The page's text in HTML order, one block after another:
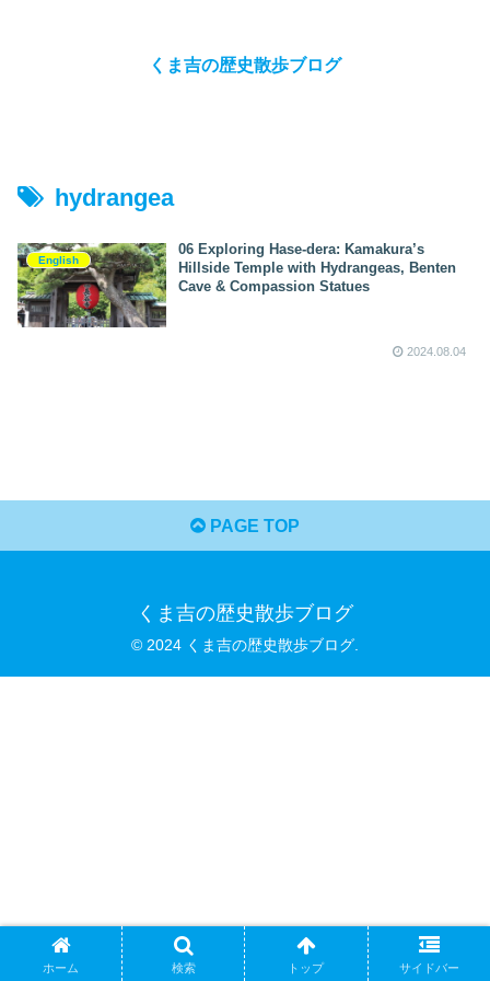
くま吉の歴史散歩ブログ
hydrangea
English
06 Exploring Hase‑dera: Kamakura’s
Hillside Temple with Hydrangeas, Benten
Cave & Compassion Statues
2024.08.04
PAGE TOP
くま吉の歴史散歩ブログ
© 2024 くま吉の歴史散歩ブログ.
ホーム 検索 トップ サイドバー